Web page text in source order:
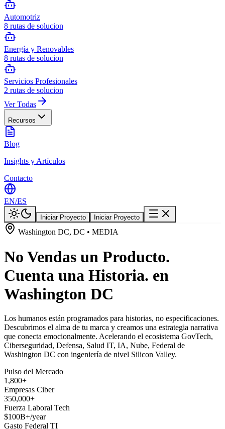
Automotriz
8 rutas de solucion
Energía y Renovables
8 rutas de solucion
Servicios Profesionales
2 rutas de solucion
Ver Todas
Recursos
Blog
Insights y Artículos
Contacto
EN/ES
Iniciar Proyecto Iniciar Proyecto
Washington DC, DC • MEDIA
No Vendas un Producto.
Cuenta una Historia. en
Washington DC
Los humanos están programados para historias, no especificaciones.
Descubrimos el alma de tu marca y creamos una estrategia narrativa
que conecta emocionalmente. Acelerando el ecosistema GovTech,
Ciberseguridad, Defensa, Salud IT, IA, Nube, Federal de
Washington DC con ingeniería de nivel Silicon Valley.
Pulso del Mercado
1,800+
Empresas Ciber
350,000+
Fuerza Laboral Tech
$100B+/year
Gasto Federal TI